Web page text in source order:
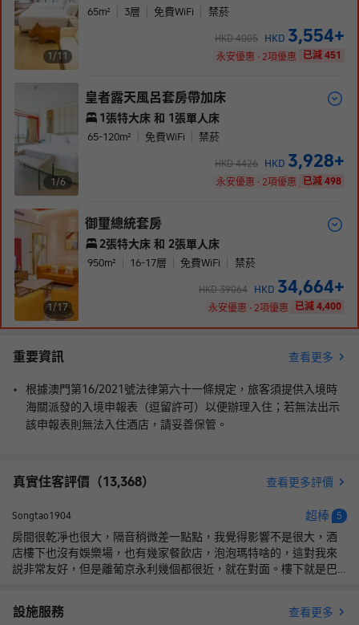
1/11
65m² 3層 免費WiFi 禁菸
HKD4005 HKD 3,554+
永安優惠 · 2項優惠 已減 451
1/6
皇者露天風呂套房帶加床
1張特大床 和 1張單人床
65-120m² 免費WiFi 禁菸
HKD4426 HKD 3,928+
永安優惠 · 2項優惠 已減 498
1/17
御璽總統套房
2張特大床 和 2張單人床
950m² 16-17層 免費WiFi 禁菸
HKD39064 HKD 34,664+
永安優惠 · 2項優惠 已減 4,400
重要資訊 查看更多
根據澳門第16/2021號法律第六十一條規定，旅客須提供入境時
海關派發的入境申報表（逗留許可）以便辦理入住；若無法出示
該申報表則無法入住酒店，請妥善保管。
真實住客評價（13,368） 查看更多評價
Songtao1904 超棒 5
房間很乾凈也很大，隔音稍微差一點點，我覺得影響不是很大，酒
店樓下也沒有娛樂場，也有幾家餐飲店，泡泡瑪特啥的，這對我來
説非常友好，但是離葡京永利幾個都很近，就在對面。樓下就是巴
點，不得不説這個價位住這個酒店真的很不錯，工作人員也很正常
設施服務 查看更多